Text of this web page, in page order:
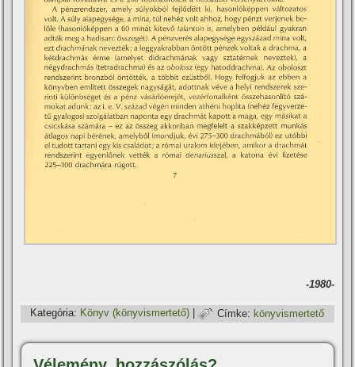
-1980-
Kategória: Könyv (könyvismertető) | Címke: könyvismertető